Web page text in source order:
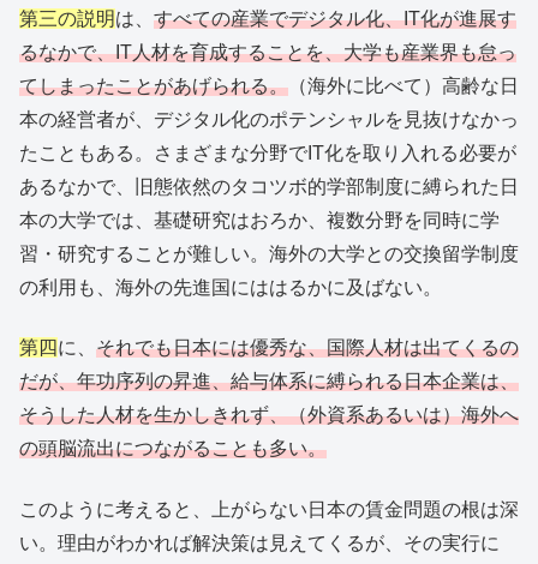
第三の説明は、 すべての産業でデジタル化、IT化が進展す
るなかで、IT人材を育成することを、大学も産業界も怠っ
てしまったことがあげられる。 （海外に比べて）高齢な日
本の経営者が、デジタル化のポテンシャルを見抜けなかっ
たこともある。さまざまな分野でIT化を取り入れる必要が
あるなかで、旧態依然のタコツボ的学部制度に縛られた日
本の大学では、基礎研究はおろか、複数分野を同時に学
習・研究することが難しい。海外の大学との交換留学制度
の利用も、海外の先進国にははるかに及ばない。
第四に、 それでも日本には優秀な、国際人材は出てくるの
だが、年功序列の昇進、給与体系に縛られる日本企業は、
そうした人材を生かしきれず、（外資系あるいは）海外へ
の頭脳流出につながることも多い。
このように考えると、上がらない日本の賃金問題の根は深
い。理由がわかれば解決策は見えてくるが、その実行に